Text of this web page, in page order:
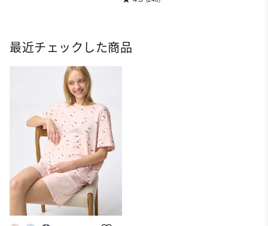
最近チェックした商品